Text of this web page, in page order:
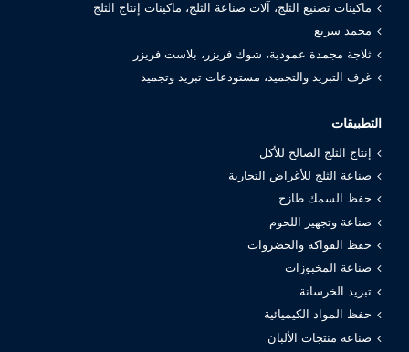
ماكينات تصنيع الثلج، آلات صناعة الثلج، ماكينات إنتاج الثلج
مجمد سريع
ثلاجة مجمدة عمودية، شوك فريزر، بلاست فريزر
غرف التبريد والتجميد، مستودعات تبريد وتجميد
التطبيقات
إنتاج الثلج الصالح للأكل
صناعة الثلج للأغراض التجارية
حفظ السمك طازج
صناعة وتجهيز اللحوم
حفظ الفواكه والخضروات
صناعة المخبوزات
تبريد الخرسانة
حفظ المواد الكيميائية
صناعة منتجات الألبان